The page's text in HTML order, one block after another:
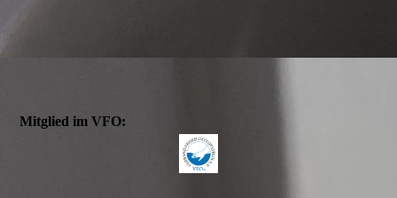
Mitglied im VFO: